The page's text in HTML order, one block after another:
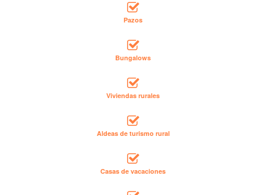
Pazos
Bungalows
Viviendas rurales
Aldeas de turismo rural
Casas de vacaciones